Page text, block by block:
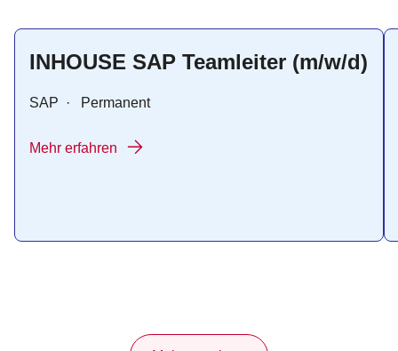
INHOUSE SAP Teamleiter (m/w/d)
SAP · Permanent
Mehr erfahren